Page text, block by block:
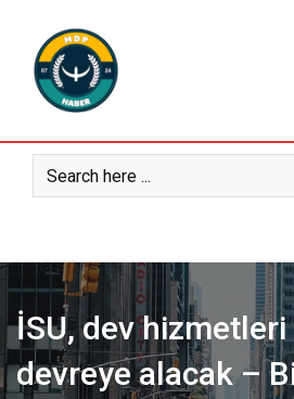
content
İSU, dev
devreye alacak –